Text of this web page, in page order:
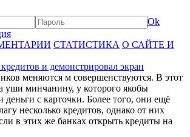
Ok
СТАТИСТИКА О САЙТЕ И
и демонстрировал экран
меняются м совершенствуются. В этот
уши минчанину, у которого якобы
с карточки. Более того, они ещё
несколько кредитов, однако от них
в этих же банках открыть кредиты на